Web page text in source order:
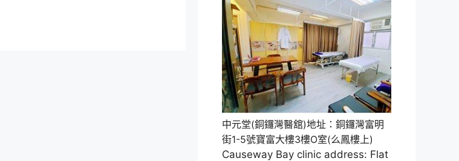
中元堂(銅鑼灣醫舘)地址：銅鑼灣富明
街1-5號寶富大樓3樓O室(么鳳樓上)
Causeway Bay clinic address: Flat